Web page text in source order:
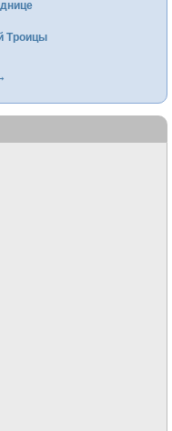
Троицы